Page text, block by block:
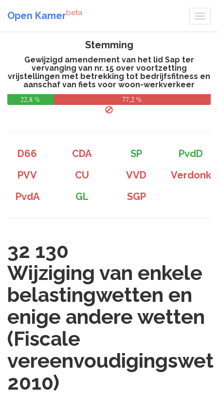
Open Kamerbeta
Stemming
Gewijzigd amendement van het lid Sap ter
vervanging van nr. 15 over voortzetting
vrijstellingen met betrekking tot bedrijfsfitness en
aanschaf van fiets voor woon-werkverkeer
22,8 %
77,2 %
D66 CDA SP
PvdD
PVV
CU VVD
Verdonk
PvdA
GL SGP
32 130
Wijziging van enkele
belastingwetten en
enige andere wetten
(Fiscale
vereenvoudigingswet
2010)